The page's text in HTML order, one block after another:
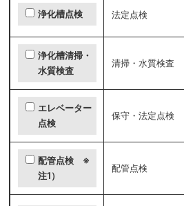
浄化槽点検 法定点検
浄化槽清掃・
水質検査
清掃・水質検査
エレベーター
点検
保守・法定点検
配管点検 ※
注1）
配管点検